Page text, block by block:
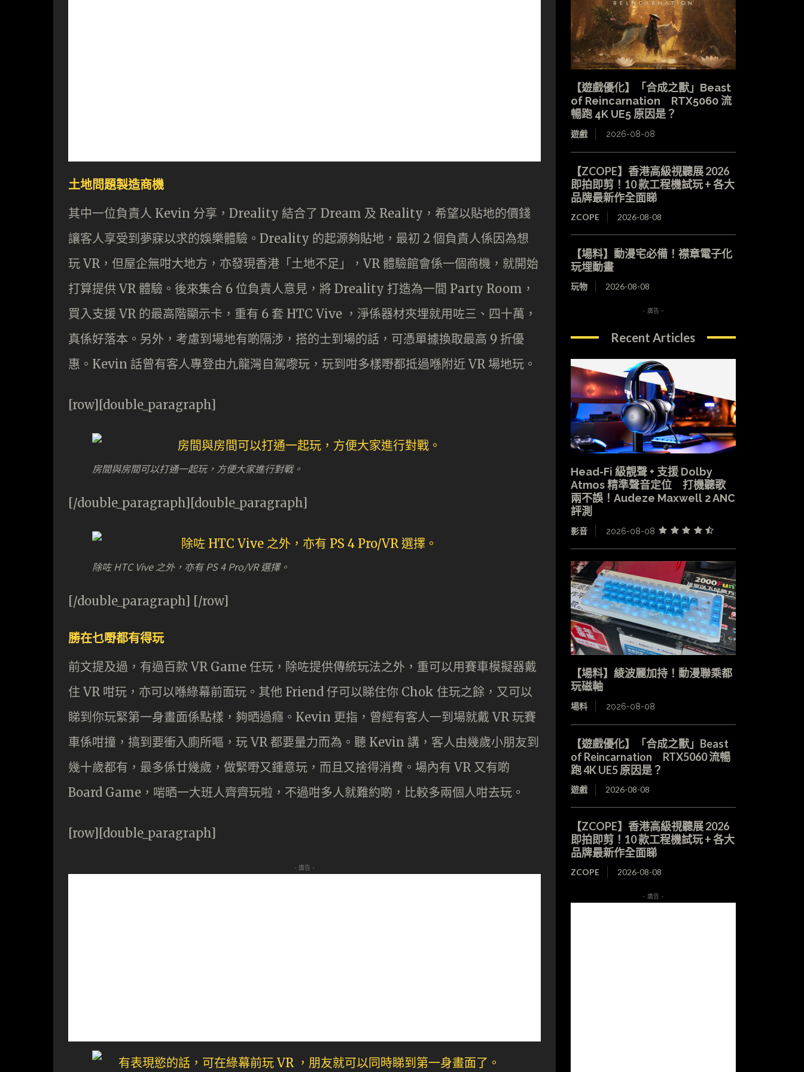
土地問題製造商機
其中一位負責人 Kevin 分享，Dreality 結合了 Dream 及 Reality，希望以貼地的價錢
讓客人享受到夢寐以求的娛樂體驗。Dreality 的起源夠貼地，最初 2 個負責人係因為想
玩 VR，但屋企無咁大地方，亦發現香港「土地不足」，VR 體驗館會係一個商機，就開始
打算提供 VR 體驗。後來集合 6 位負責人意見，將 Dreality 打造為一間 Party Room，
買入支援 VR 的最高階顯示卡，重有 6 套 HTC Vive ，淨係器材夾埋就用咗三、四十萬，
真係好落本。另外，考慮到場地有啲隔涉，搭的士到場的話，可憑單據換取最高 9 折優
惠。Kevin 話曾有客人專登由九龍灣自駕嚟玩，玩到咁多樣嘢都抵過喺附近 VR 場地玩。
[row][double_paragraph]
房間與房間可以打通一起玩，方便大家進行對戰。
[/double_paragraph][double_paragraph]
除咗 HTC Vive 之外，亦有 PS 4 Pro/VR 選擇。
[/double_paragraph] [/row]
勝在乜嘢都有得玩
前文提及過，有過百款 VR Game 任玩，除咗提供傳統玩法之外，重可以用賽車模擬器戴
住 VR 咁玩，亦可以喺綠幕前面玩。其他 Friend 仔可以睇住你 Chok 住玩之餘，又可以
睇到你玩緊第一身畫面係點樣，夠晒過癮。Kevin 更指，曾經有客人一到場就戴 VR 玩賽
車係咁撞，搞到要衝入廁所嘔，玩 VR 都要量力而為。聽 Kevin 講，客人由幾歲小朋友到
幾十歲都有，最多係廿幾歲，做緊嘢又鍾意玩，而且又捨得消費。場內有 VR 又有啲
Board Game，啱晒一大班人齊齊玩啦，不過咁多人就難約啲，比較多兩個人咁去玩。
[row][double_paragraph]
- 廣告 -
【遊戲優化】「合成之獸」Beast
of Reincarnation RTX5060 流
暢跑 4K UE5 原因是？
遊戲 2026-08-08
【ZCOPE】香港高級視聽展 2026
即拍即剪！10 款工程機試玩 + 各大
品牌最新作全面睇
ZCOPE 2026-08-08
【場料】動漫宅必備！襟章電子化
玩埋動畫
玩物 2026-08-08
- 廣告 -
Recent Articles
Head-Fi 級靚聲 + 支援 Dolby
Atmos 精準聲音定位 打機聽歌
兩不誤！Audeze Maxwell 2 ANC
評測
影音 2026-08-08
【場料】綾波麗加持！動漫聯乘都
玩磁軸
場料 2026-08-08
【遊戲優化】「合成之獸」Beast
of Reincarnation RTX5060 流暢
跑 4K UE5 原因是？
遊戲 2026-08-08
【ZCOPE】香港高級視聽展 2026
即拍即剪！10 款工程機試玩 + 各大
品牌最新作全面睇
ZCOPE 2026-08-08
- 廣告 -